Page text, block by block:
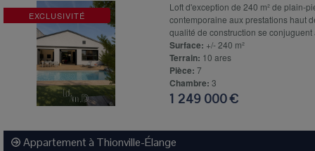
EXCLUSIVITÉ
Loft d'exception de 240 m² de plain-
contemporaine aux prestations haut
qualité de construction se conjuguent
Surface: +/- 240 m²
Terrain: 10 ares
Pièce: 7
Chambre: 3
1 249 000 €
Appartement à Thionville-Élange